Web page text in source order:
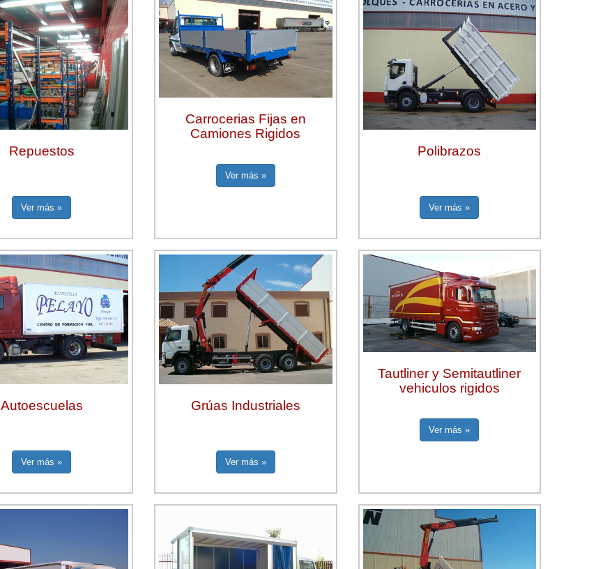
Repuestos
Ver más »
Carrocerias Fijas en
Camiones Rigidos
Ver más »
Polibrazos
Ver más »
Autoescuelas
Ver más »
Grúas Industriales
Ver más »
Tautliner y Semitautliner
vehiculos rigidos
Ver más »